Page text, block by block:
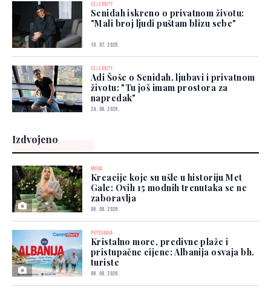
CELEBRITY
Senidah iskreno o privatnom životu:
"Mali broj ljudi puštam blizu sebe"
10. 07. 2026.
CELEBRITY
Adi Šoše o Senidah, ljubavi i privatnom
životu: "Tu još imam prostora za
napredak"
24. 06. 2026.
Izdvojeno
MODA
Kreacije koje su ušle u historiju Met
Gale: Ovih 15 modnih trenutaka se ne
zaboravlja
06. 08. 2026.
PUTOVANJA
Kristalno more, predivne plaže i
pristupačne cijene: Albanija osvaja bh.
turiste
06. 08. 2026.